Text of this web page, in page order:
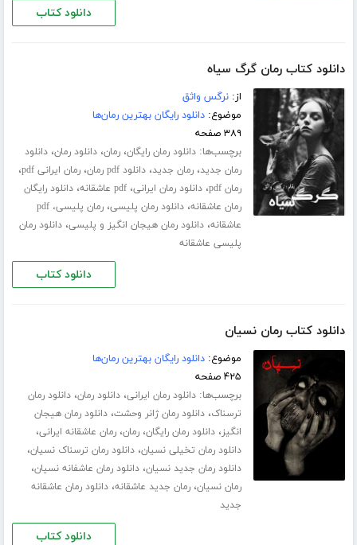
دانلود کتاب
دانلود کتاب رمان گرگ سیاه
از:نرگس واثق
موضوع:دانلود رایگان بهترین رمان‌ها
۳۸۹ صفحه
برچسب‌ها:دانلود رمان رایگان،رمان،دانلود رمان،دانلود
رمان جدید،رمان جدید،دانلود pdf رمان ،رمان ایرانی pdf ،
رمان pdf ،دانلود رمان ایرانی،pdf عاشقانه ،دانلود رایگان
رمان عاشقانه،دانلود رمان پلیسی،
رمان پلیسی، pdf
عاشقانه،دانلود رمان هیجان انگیز و پلیسی،دانلود رمان
پلیسی عاشقانه
دانلود کتاب
دانلود کتاب رمان نسیان
موضوع:دانلود رایگان بهترین رمان‌ها
۴۲۵ صفحه
برچسب‌ها:دانلود رمان ایرانی،دانلود رمان،دانلود رمان
ترسناک،دانلود رمان ژانر وحشت،دانلود رمان هیجان
انگیز،دانلود رمان رایگان،رمان،رمان عاشقانه ایرانی،
دانلود رمان تخیلی نسیان،دانلود رمان ترسناک نسیان،
دانلود رمان جدید نسیان،دانلود رمان عاشفانه نسیان،
رمان نسیان،رمان جدید عاشقانه،دانلود رمان عاشقانه
جدید
دانلود کتاب